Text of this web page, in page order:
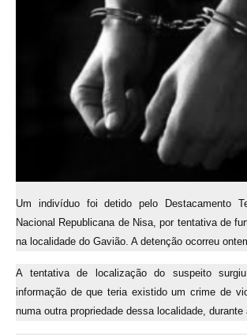
Um indivíduo foi detido pelo Destacamento
Nacional Republicana de Nisa, por tentativa de
na localidade do Gavião. A detenção ocorreu
A tentativa de localização do suspeito
informação de que teria existido um crime de
numa outra propriedade dessa localidade, durante